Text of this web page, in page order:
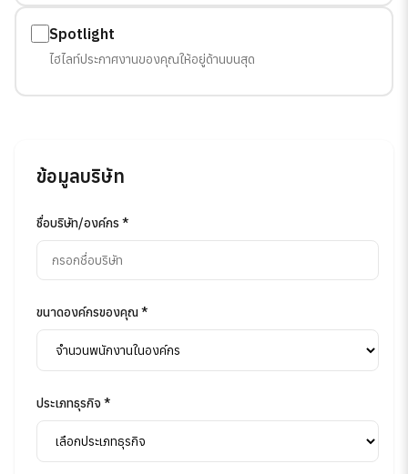
Spotlight
ไฮไลท์ประกาศงานของคุณให้อยู่ด้านบนสุด
ข้อมูลบริษัท
ชื่อบริษัท/องค์กร *
ขนาดองค์กรของคุณ *
ประเภทธุรกิจ *